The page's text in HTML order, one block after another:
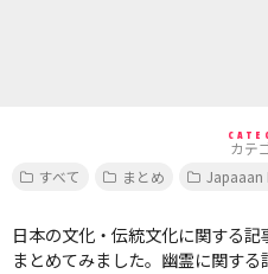
カテ
すべて
まとめ Japaaan
日本の文化・伝統文化に関する
まとめてみました。幽霊に関す